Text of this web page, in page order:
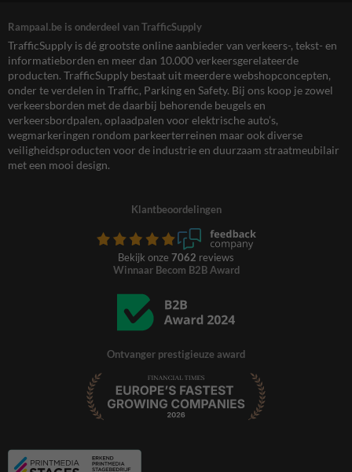
Rampaal.be is onderdeel van TrafficSupply
TrafficSupply is dé grootste online aanbieder van verkeers-, tekst- en
informatieborden en meer dan 10.000 verkeersgerelateerde
producten. TrafficSupply bestaat uit meerdere webshopconcepten,
onder te verdelen in Traffic, Parking en Safety. Bij ons koop je zowel
verkeersborden met de daarbij behorende beugels en
verkeersbordpalen, oplaadpalen voor elektrische auto’s,
wegmarkeringen rondom parkeerterreinen maar ook diverse
veiligheidsproducten voor de industrie en duurzaam straatmeubilair
met een mooi design.
Klantbeoordelingen
Bekijk onze 7062 reviews
Winnaar Becom B2B Award
Ontvanger prestigieuze award